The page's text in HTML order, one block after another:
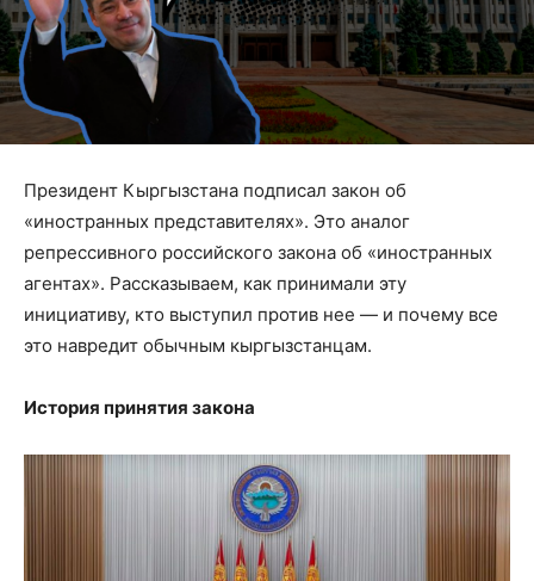
Президент Кыргызстана подписал закон об
«иностранных представителях». Это аналог
репрессивного российского закона об «иностранных
агентах». Рассказываем, как принимали эту
инициативу, кто выступил против нее — и почему все
это навредит обычным кыргызстанцам.
История принятия закона